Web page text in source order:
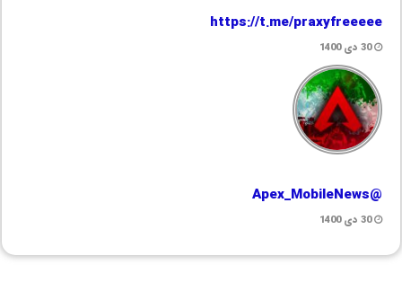
https://t.me/praxyfreeeee
30 دی 1400
@Apex_MobileNews
30 دی 1400